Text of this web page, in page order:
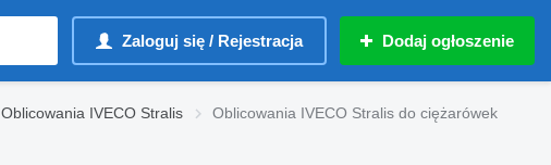
Zaloguj się / Rejestracja Dodaj ogłoszenie
Oblicowania IVECO Stralis Oblicowania IVECO Stralis do ciężarówek